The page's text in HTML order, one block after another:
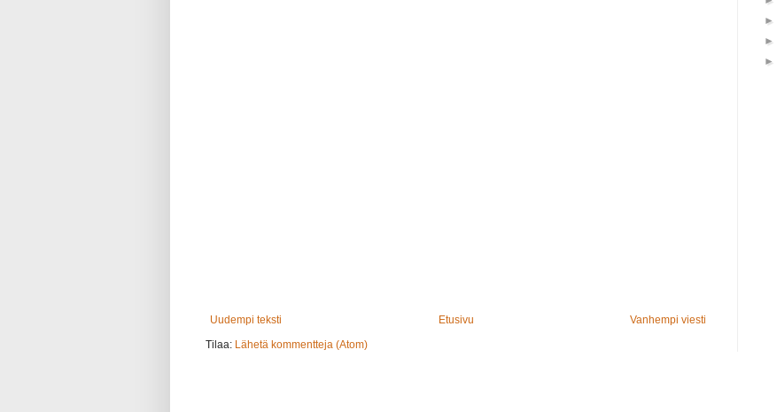
Uudempi teksti Vanhempi viesti
Etusivu
Tilaa: Lähetä kommentteja (Atom)
►
►
►